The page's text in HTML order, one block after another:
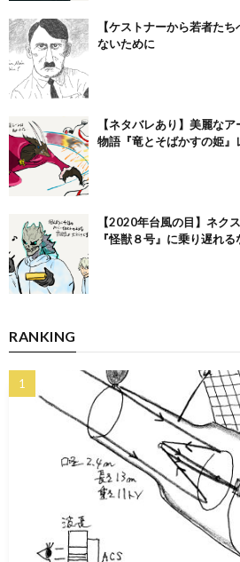
【ケストナーから若者た
ないために
【ネタバレあり】美麗な
物語『竜とそばかすの姫』
【2020年台風の目】ネク
『怪獣８号』に乗り遅れる
RANKING